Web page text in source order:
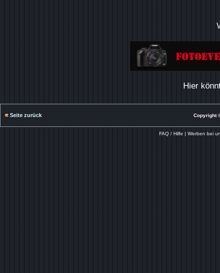
Hier
Seite zurück Copyright
FAQ / Hilfe |Werben bei